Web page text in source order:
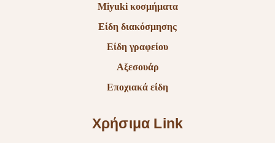
Miyuki κοσμήματα
Είδη διακόσμησης
Είδη γραφείου
Αξεσουάρ
Εποχιακά είδη
Χρήσιμα Link